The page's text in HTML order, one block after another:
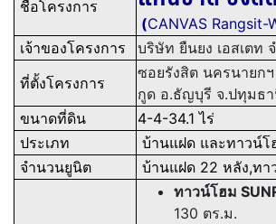
ชื่อโครงการ
(CANVAS Rangsit-
เจ้าของโครงการ
บริษัท ยืนยง เอสเตท
ที่ตั้งโครงการ
ซอยรังสิต นครนายก
กูด อ.ธัญบุรี จ.ปทุมธ
ขนาดที่ดิน
4-4-34.1 ไร่
ประเภท
บ้านแฝด และทาวน์
จำนวนยูนิต
บ้านแฝด 22 หลัง,ทา
ทาวน์โฮม
130